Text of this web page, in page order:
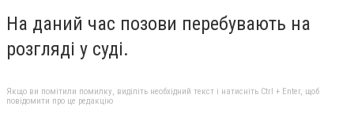
На даний час позови перебувають на
розгляді у суді.
Якщо ви помітили помилку, виділіть необхідний текст і натисніть Ctrl + Enter, щоб
повідомити про це редакцію